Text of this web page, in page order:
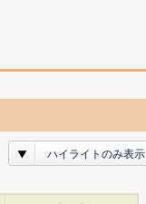
ハイライトのみ表示